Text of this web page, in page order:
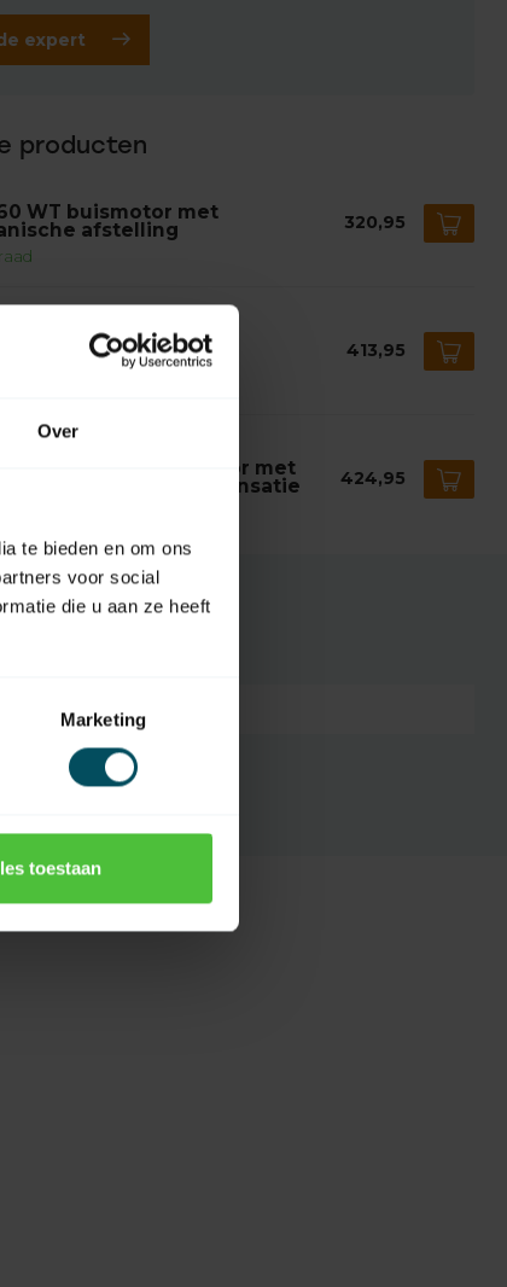
Over
te bieden en om ons
voor social
die u aan ze heeft
Marketing
toestaan
expert
producten
WT buismotor met
afstelling 320,95
60 RT buismotor met
ontvanger 413,95
60 RT-A zonweringmotor met
en doekrekcompensatie 424,95
3264674802095